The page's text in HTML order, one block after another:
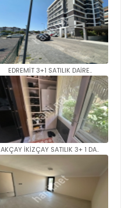
EDREMİT 3+1 SATILIK DAİRE..
AKÇAY İKİZÇAY SATILIK 3+ 1 DA..